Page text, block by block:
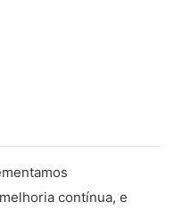
contínua, e